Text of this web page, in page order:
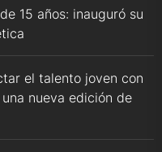
15 años: inauguró su
el talento joven con
nueva edición de